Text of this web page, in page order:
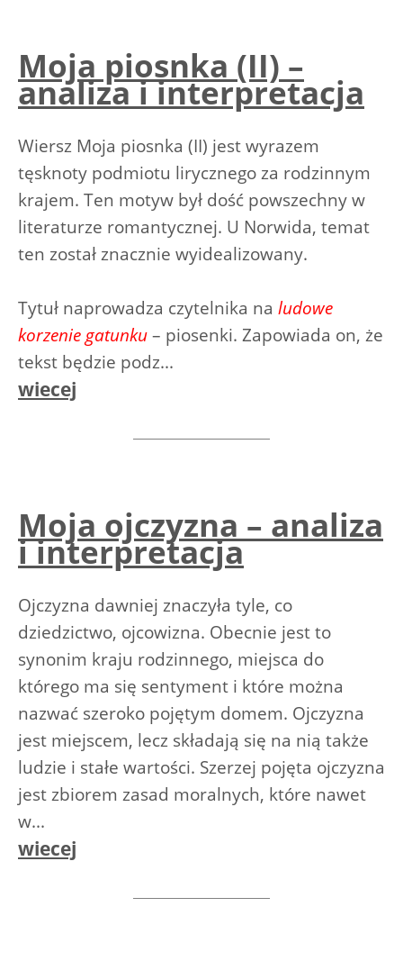
Moja piosnka (II) –
analiza i interpretacja
Wiersz Moja piosnka (II) jest wyrazem
tęsknoty podmiotu lirycznego za rodzinnym
krajem. Ten motyw był dość powszechny w
literaturze romantycznej. U Norwida, temat
ten został znacznie wyidealizowany.
Tytuł naprowadza czytelnika na ludowe
korzenie gatunku– piosenki. Zapowiada on, że
tekst będzie podz...
wiecej
Moja ojczyzna – analiza
i interpretacja
Ojczyzna dawniej znaczyła tyle, co
dziedzictwo, ojcowizna. Obecnie jest to
synonim kraju rodzinnego, miejsca do
którego ma się sentyment i które można
nazwać szeroko pojętym domem. Ojczyzna
jest miejscem, lecz składają się na nią także
ludzie i stałe wartości. Szerzej pojęta ojczyzna
jest zbiorem zasad moralnych, które nawet
w...
wiecej